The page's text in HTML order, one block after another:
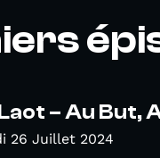
– Au But,
26 Juillet 2024